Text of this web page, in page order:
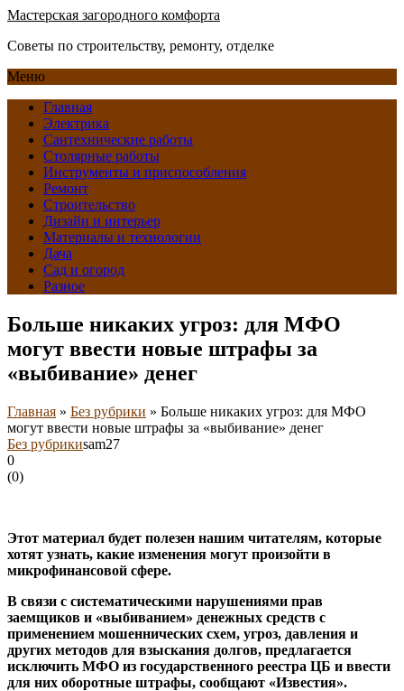
Мастерская загородного комфорта
Советы по строительству, ремонту, отделке
Меню
Главная
Электрика
Сантехнические работы
Столярные работы
Инструменты и приспособления
Ремонт
Строительство
Дизайн и интерьер
Материалы и технологии
Дача
Сад и огород
Разное
Больше никаких угроз: для МФО
могут ввести новые штрафы за
«выбивание» денег
Главная » Без рубрики » Больше никаких угроз: для МФО
могут ввести новые штрафы за «выбивание» денег
Без рубрикиsam27
0
(0)
Этот материал будет полезен нашим читателям, которые
хотят узнать, какие изменения могут произойти в
микрофинансовой сфере.
В связи с систематическими нарушениями прав
заемщиков и «выбиванием» денежных средств с
применением мошеннических схем, угроз, давления и
других методов для взыскания долгов, предлагается
исключить МФО из государственного реестра ЦБ и ввести
для них оборотные штрафы, сообщают «Известия».